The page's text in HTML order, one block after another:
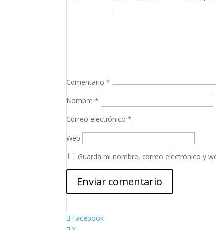
Comentario*
Nombre*
Correo electrónico*
Web
Guarda mi nombre, correo electrónico y
Facebook